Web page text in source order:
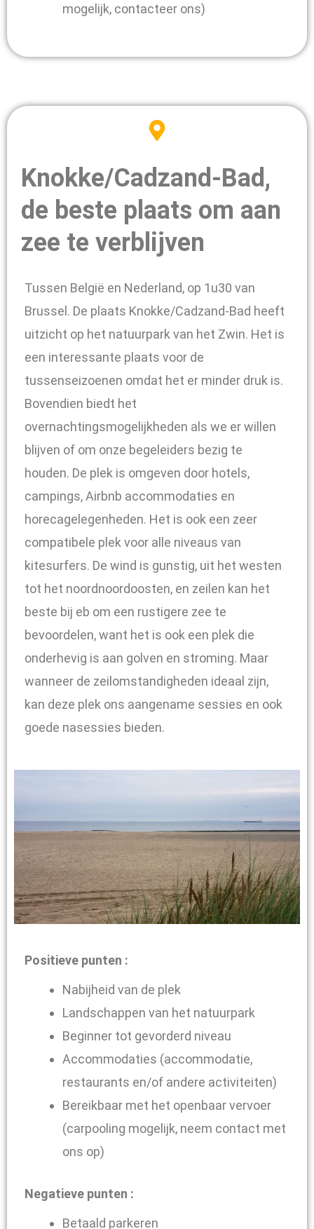
mogelijk, contacteer ons)
Knokke/Cadzand-Bad,
de beste plaats om aan
zee te verblijven
Tussen België en Nederland, op 1u30 van
Brussel. De plaats Knokke/Cadzand-Bad heeft
uitzicht op het natuurpark van het Zwin. Het is
een interessante plaats voor de
tussenseizoenen omdat het er minder druk is.
Bovendien biedt het
overnachtingsmogelijkheden als we er willen
blijven of om onze begeleiders bezig te
houden. De plek is omgeven door hotels,
campings, Airbnb accommodaties en
horecagelegenheden. Het is ook een zeer
compatibele plek voor alle niveaus van
kitesurfers. De wind is gunstig, uit het westen
tot het noordnoordoosten, en zeilen kan het
beste bij eb om een rustigere zee te
bevoordelen, want het is ook een plek die
onderhevig is aan golven en stroming. Maar
wanneer de zeilomstandigheden ideaal zijn,
kan deze plek ons aangename sessies en ook
goede nasessies bieden.
Positieve punten :
Nabijheid van de plek
Landschappen van het natuurpark
Beginner tot gevorderd niveau
Accommodaties (accommodatie,
restaurants en/of andere activiteiten)
Bereikbaar met het openbaar vervoer
(carpooling mogelijk, neem contact met
ons op)
Negatieve punten :
Betaald parkeren